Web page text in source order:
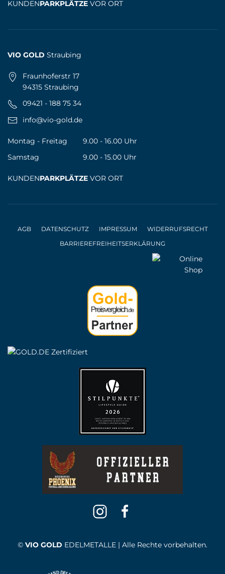
KUNDENPARKPLÄTZE VOR ORT
VIO GOLD Straubing
Fraunhoferstr 17
94315 Straubing
09421 - 188 75 34
info@vio-gold.de
Montag - Freitag
9.00 - 16.00 Uhr
Samstag
9.00 - 15.00 Uhr
KUNDENPARKPLÄTZE VOR ORT
AGB DATENSCHUTZ IMPRESSUM
WIDERRUFSRECHT
BARRIEREFREIHEITSERKLÄRUNG
© VIO GOLD EDELMETALLE | Alle Rechte vorbehalten.